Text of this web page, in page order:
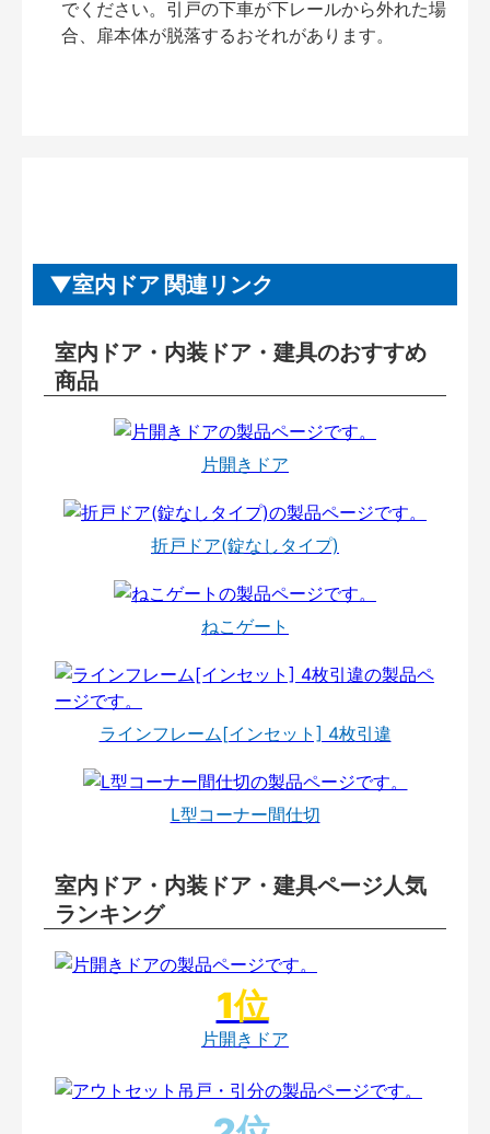
でください。引戸の下車が下レールから外れた場
合、扉本体が脱落するおそれがあります。
室内ドア 関連リンク
室内ドア・内装ドア・建具のおすすめ
商品
片開きドア
折戸ドア(錠なしタイプ)
ねこゲート
ラインフレーム[インセット] 4枚引違
L型コーナー間仕切
室内ドア・内装ドア・建具ページ人気
ランキング
片開きドア